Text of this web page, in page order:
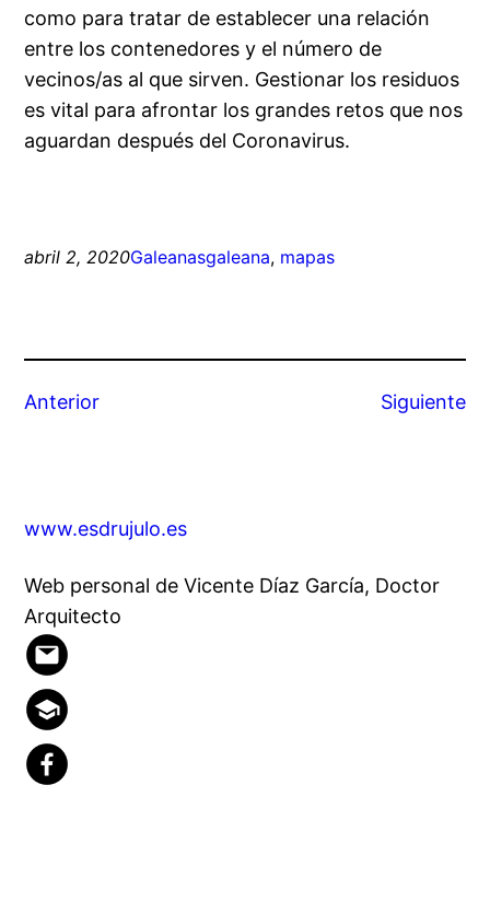
como para tratar de establecer una relación
entre los contenedores y el número de
vecinos/as al que sirven. Gestionar los residuos
es vital para afrontar los grandes retos que nos
aguardan después del Coronavirus.
abril 2, 2020Galeanasgaleana, mapas
Anterior Siguiente
www.esdrujulo.es
Web personal de Vicente Díaz García, Doctor
Arquitecto